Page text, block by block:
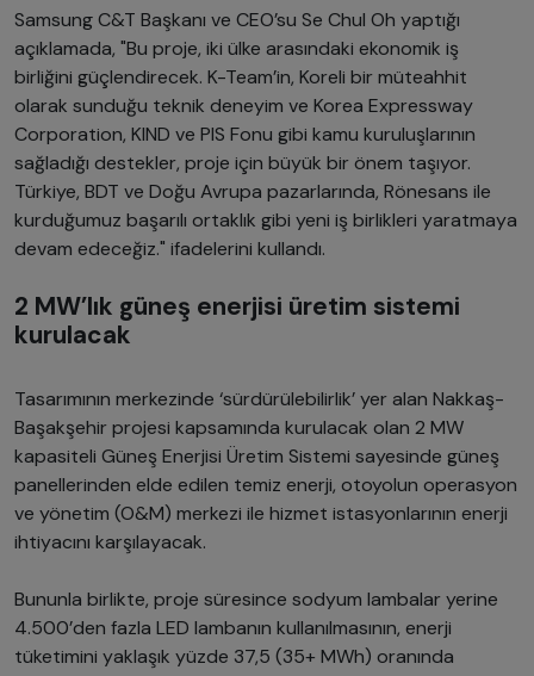
Samsung C&T Başkanı ve CEO’su Se Chul Oh yaptığı
açıklamada, "Bu proje, iki ülke arasındaki ekonomik iş
birliğini güçlendirecek. K-Team’in, Koreli bir müteahhit
olarak sunduğu teknik deneyim ve Korea Expressway
Corporation, KIND ve PIS Fonu gibi kamu kuruluşlarının
sağladığı destekler, proje için büyük bir önem taşıyor.
Türkiye, BDT ve Doğu Avrupa pazarlarında, Rönesans ile
kurduğumuz başarılı ortaklık gibi yeni iş birlikleri yaratmaya
devam edeceğiz." ifadelerini kullandı.
2 MW’lık güneş enerjisi üretim sistemi
kurulacak
Tasarımının merkezinde ‘sürdürülebilirlik’ yer alan Nakkaş-
Başakşehir projesi kapsamında kurulacak olan 2 MW
kapasiteli Güneş Enerjisi Üretim Sistemi sayesinde güneş
panellerinden elde edilen temiz enerji, otoyolun operasyon
ve yönetim (O&M) merkezi ile hizmet istasyonlarının enerji
ihtiyacını karşılayacak.
Bununla birlikte, proje süresince sodyum lambalar yerine
4.500’den fazla LED lambanın kullanılmasının, enerji
tüketimini yaklaşık yüzde 37,5 (35+ MWh) oranında